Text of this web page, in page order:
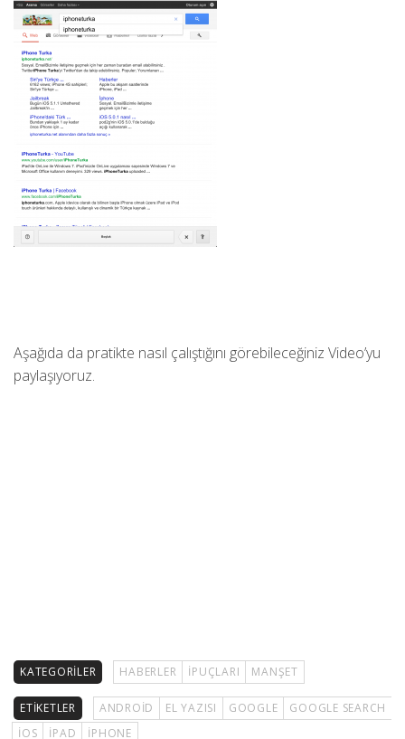
Aşağıda da pratikte nasıl çalıştığını görebileceğiniz Video’yu
paylaşıyoruz.
KATEGORILER HABERLER İPUÇLARI MANŞET
ETIKETLER ANDROID EL YAZISI GOOGLE
GOOGLE SEARCH
IOS
IPAD IPHONE